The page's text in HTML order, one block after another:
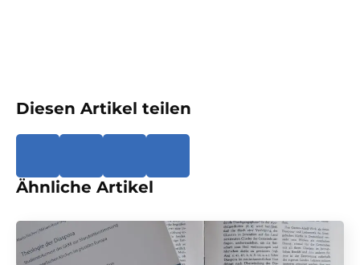
Diesen Artikel teilen
Ähnliche Artikel